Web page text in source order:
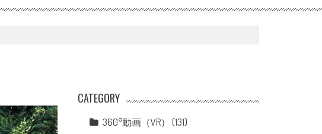
CATEGORY
360°動画（VR）
(131)